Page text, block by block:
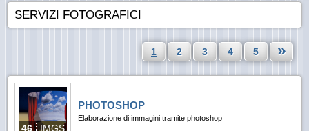
SERVIZI FOTOGRAFICI
1 2 3 4 5 »
46 IMGS
PHOTOSHOP
Elaborazione di immagini tramite photoshop